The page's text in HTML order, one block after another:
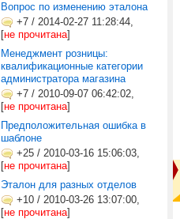
Вопрос по изменению эталона
+7 / 2014-02-27 11:28:44,
[не прочитана]
Менеджмент розницы:
квалификационные категории
администратора магазина
+7 / 2010-09-07 06:42:02,
[не прочитана]
Предположительная ошибка в
шаблоне
+25 / 2010-03-16 15:06:03,
[не прочитана]
Эталон для разных отделов
+10 / 2010-03-26 13:07:00,
[не прочитана]